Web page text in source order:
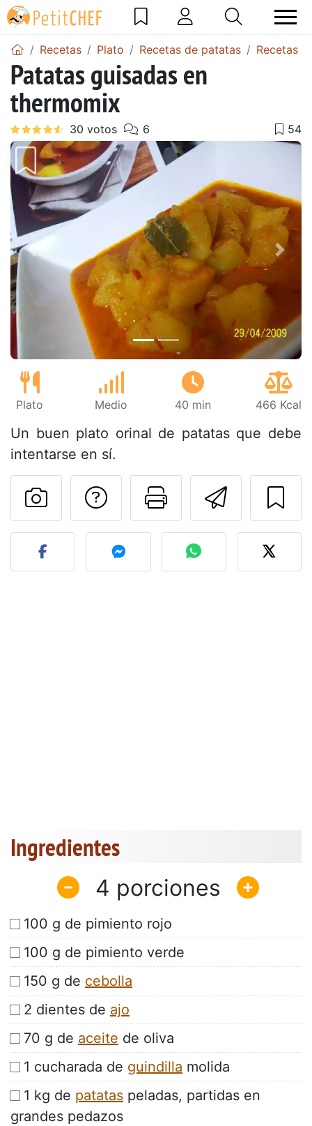
Recetas Plato Recetas de patatas Recetas
Patatas guisadas en
thermomix
Anterior
Plato Medio 40 min 466 Kcal
Un buen plato orinal de patatas que debe
intentarse en sí.
Imprimir
Preguntar al autor
Publicar la foto de esta
Ingredientes
4
100 g de pimiento rojo
100 g de pimiento verde
150 g de cebolla
2 dientes de ajo
70 g de aceite de oliva
1 cucharada de guindilla molida
1 kg de patatas peladas, partidas en
grandes pedazos